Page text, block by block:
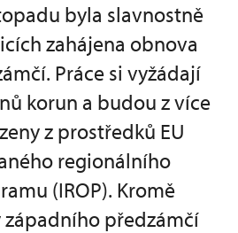
byla slavnostně
zahájena obnova
Práce si vyžádají
korun a budou z více
z prostředků EU
regionálního
(IROP). Kromě
předzámčí